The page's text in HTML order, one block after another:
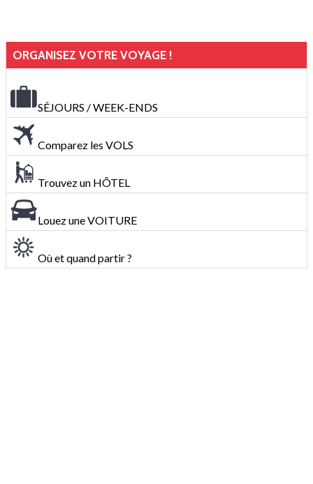
ORGANISEZ VOTRE VOYAGE !
SÉJOURS / WEEK-ENDS
Comparez les VOLS
Trouvez un HÔTEL
Louez une VOITURE
Où et quand partir ?